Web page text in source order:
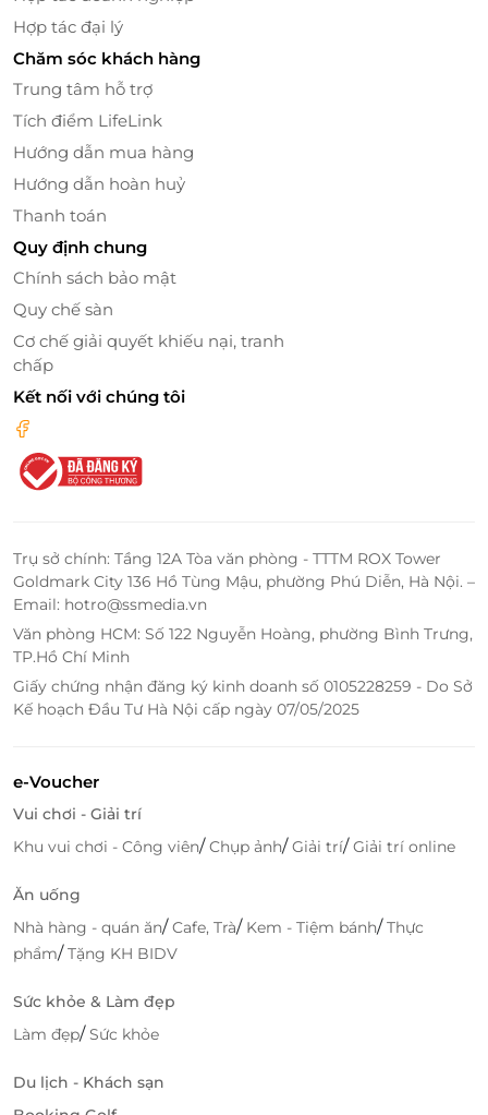
Đặt thẻ quà tặng ngay tại
hảo cho tín đồ ẩm thực!
Hợp tác đại lý
Chăm sóc khách hàng
Trung tâm hỗ trợ
Tích điểm LifeLink
Hướng dẫn mua hàng
Hướng dẫn hoàn huỷ
Thanh toán
Quy định chung
Chính sách bảo mật
Quy chế sàn
Cơ chế giải quyết khiếu nại, tranh
chấp
Kết nối với chúng tôi
Trụ sở chính: Tầng 12A Tòa văn phòng - TTTM ROX Tower
Goldmark City 136 Hồ Tùng Mậu, phường Phú Diễn, Hà Nội. –
Email: hotro@ssmedia.vn
Văn phòng HCM: Số 122 Nguyễn Hoàng, phường Bình Trưng,
TP.Hồ Chí Minh
Giấy chứng nhận đăng ký kinh doanh số 0105228259 - Do Sở
Kế hoạch Đầu Tư Hà Nội cấp ngày 07/05/2025
e-Voucher
Vui chơi - Giải trí
Khu vui chơi - Công viên/Chụp ảnh/Giải trí/Giải trí online
Ăn uống
Nhà hàng - quán ăn/Cafe, Trà/ Kem - Tiệm bánh/Thực
phẩm/Tặng KH BIDV
Sức khỏe & Làm đẹp
Làm đẹp/Sức khỏe
Du lịch - Khách sạn